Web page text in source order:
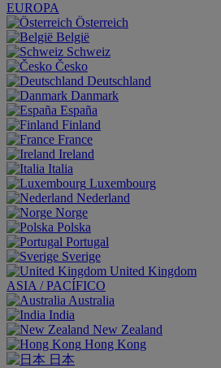
EUROPA
Österreich
België
Schweiz
Česko
Deutschland
Danmark
España
Finland
France
Ireland
Italia
Luxembourg
Nederland
Norge
Polska
Portugal
Sverige
United Kingdom
ASIA / PACÍFICO
Australia
India
New Zealand
Hong Kong
日本